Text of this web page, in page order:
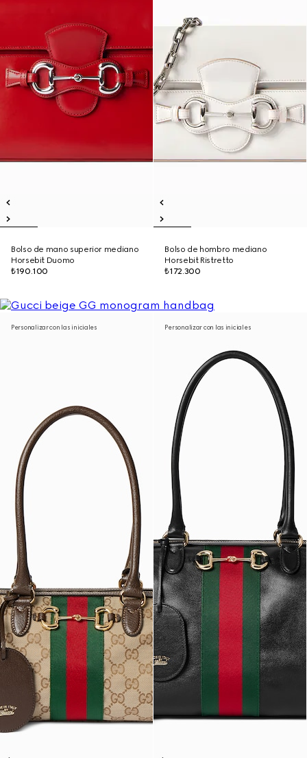
Bolso de mano superior mediano
Horsebit Duomo
₺190.100
Bolso de hombro mediano
Horsebit Ristretto
₺172.300
Personalizar con las iniciales Personalizar con las iniciales